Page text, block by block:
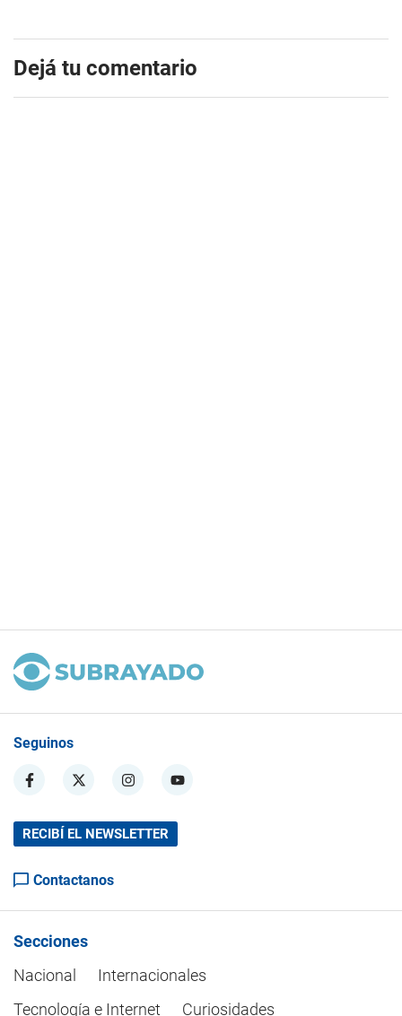
Dejá tu comentario
Seguinos
RECIBÍ EL NEWSLETTER
Contactanos
Secciones
Nacional
Internacionales
Tecnología e Internet
Curiosidades